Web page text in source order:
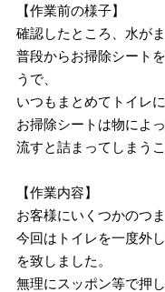
【作業前の様子】
確認したところ、水が
普段からお掃除シート
うで、
いつもまとめてトイレ
お掃除シートは物によ
流すと詰まってしまう
【作業内容】
お客様にいくつかのつ
今回はトイレを一度外
を致しました。
無理にスッポン等で押し